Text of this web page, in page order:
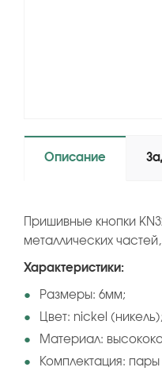
Описание
Пришивные кнопки
металлических
Характеристики:
Размеры: 6мм;
Цвет: nickel (никель);
Материал:
Комплектация: пары